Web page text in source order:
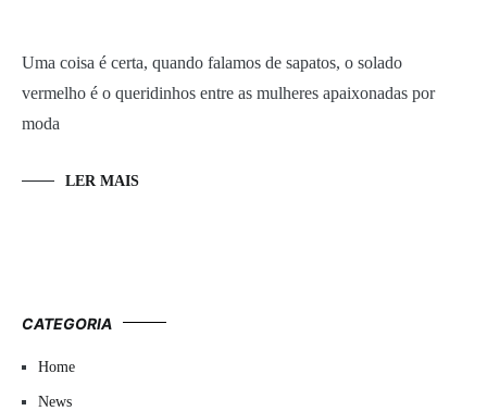
Uma coisa é certa, quando falamos de sapatos, o solado
vermelho é o queridinhos entre as mulheres apaixonadas por
moda
LER MAIS
CATEGORIA
Home
News